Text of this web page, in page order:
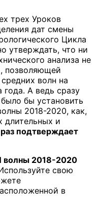
трех Уроков
дат смены
Цикла
утверждать, что ни
анализа не
позволяющей
волн на
года. А ведь сразу
бы установить
2018-2020, как,
и
подтверждает
2018-2020
свою
в